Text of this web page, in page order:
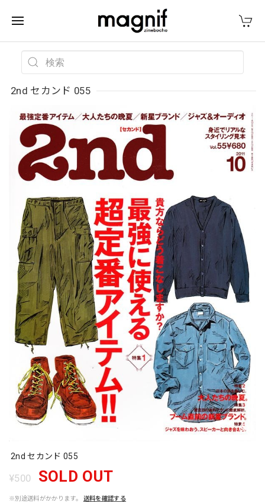
2nd セカンド 055
2nd セカンド 055
¥500 SOLD OUT
※別途送料がかかります。 送料を確認する